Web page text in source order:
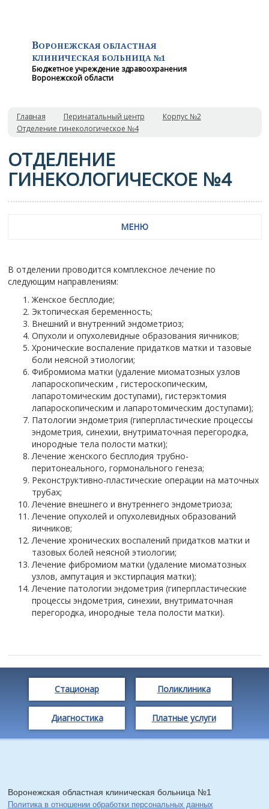
ВОРОНЕЖСКАЯ ОБЛАСТНАЯ
КЛИНИЧЕСКАЯ БОЛЬНИЦА №1
Бюджетное учреждение здравоохранения
Воронежской области
Главная Перинатальный центр
Корпус №2
Отделение гинекологическое №4
ОТДЕЛЕНИЕ
ГИНЕКОЛОГИЧЕСКОЕ №4
МЕНЮ
В отделении проводится комплексное лечение по
следующим направлениям:
Женское бесплодие;
Эктопическая беременность;
Внешний и внутренний эндометриоз;
Опухоли и опухолевидные образования яичников;
Хронические воспаление придатков матки и тазовые
боли неясной этиологии;
Фибромиома матки (удаление миоматозных узлов
лапароскопическим , гистероскопическим,
лапаротомическим доступами), гистерэктомия
лапароскопическим и лапаротомическим доступами);
Патологии эндометрия (гиперпластические процессы
эндометрия, синехии, внутриматочная перегородка,
инородные тела полости матки);
Лечение женского бесплодия трубно-
перитонеального, гормонального генеза;
Реконструктивно-пластические операции на маточных
трубах;
Лечение внешнего и внутреннего эндометриоза;
Лечение опухолей и опухолевидных образований
яичников;
Лечение хронических воспалений придатков матки и
тазовых болей неясной этиологии;
Лечение фибромиом матки (удаление миоматозных
узлов, ампутация и экстирпация матки);
Лечение патологии эндометрия (гиперпластические
процессы эндометрия, синехии, внутриматочная
перегородка, инородные тела полости матки).
Стационар Поликлиника
Диагностика Платные услуги
Воронежская областная клиническая больница №1
Политика в отношении обработки персональных данных